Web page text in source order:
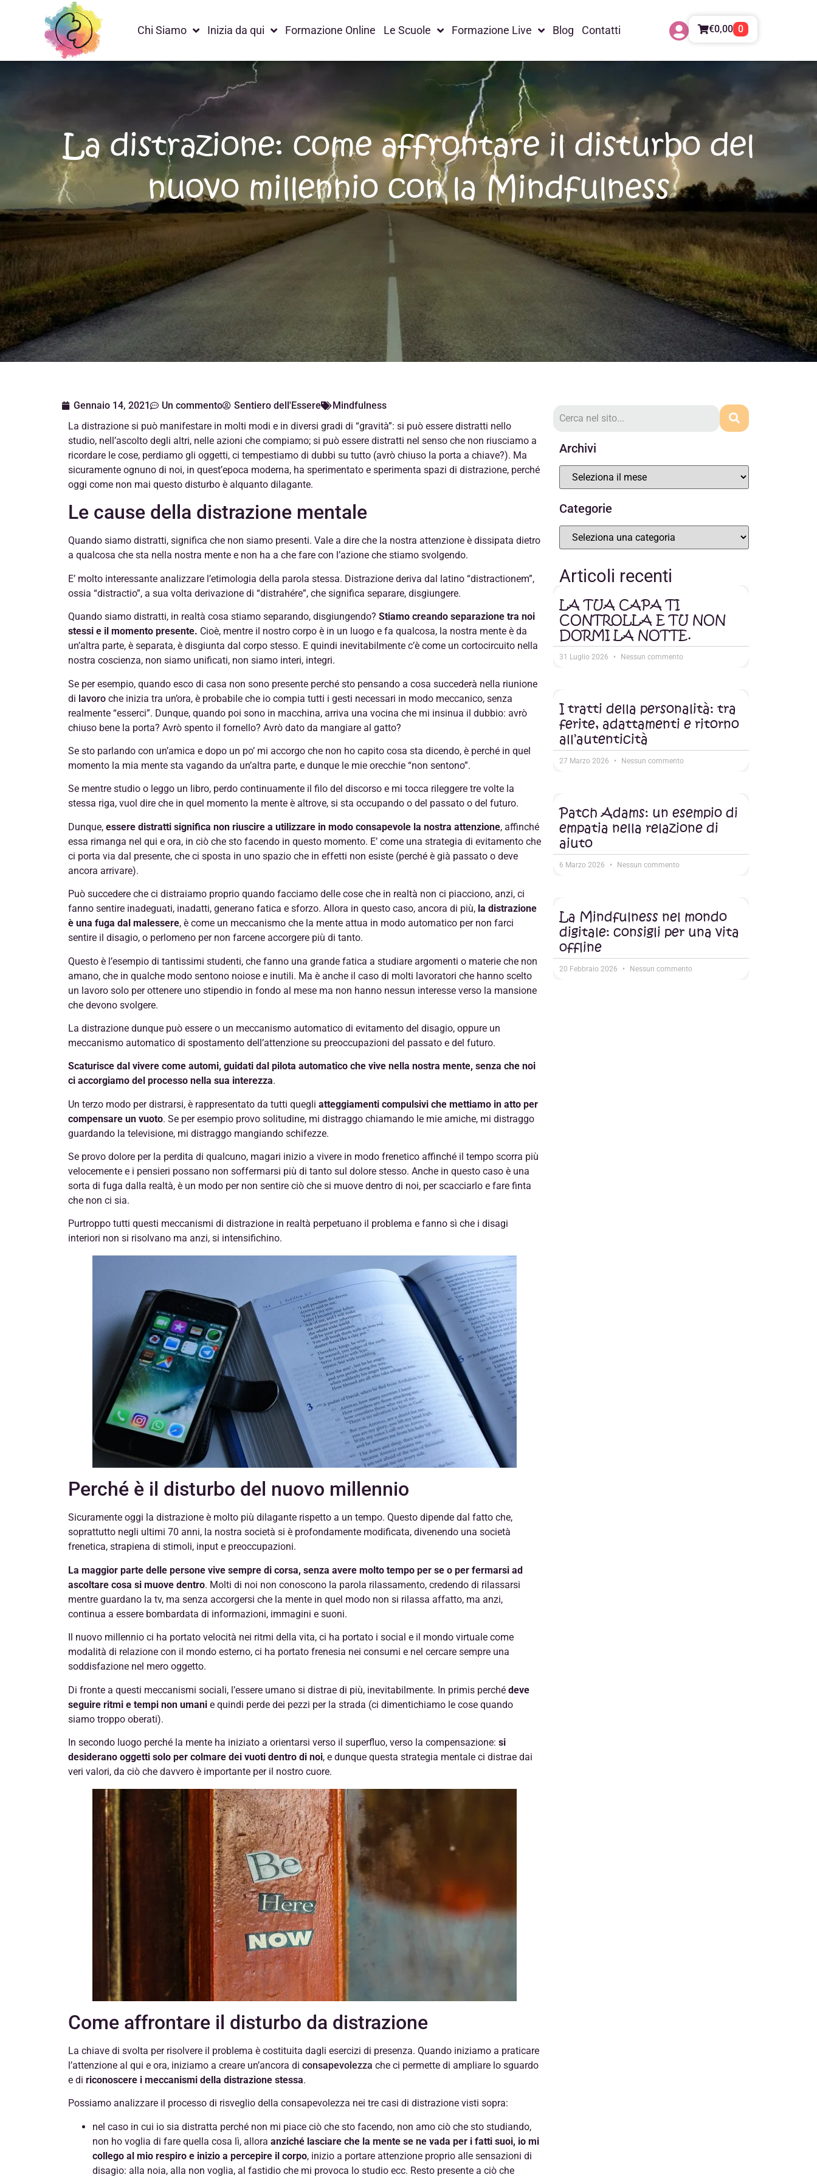
Chi Siamo Inizia da qui Formazione Online Le Scuole Formazione Live Blog Contatti €0,00 0
La distrazione: come affrontare il disturbo del
nuovo millennio con la Mindfulness
Gennaio 14, 2021 Un commento Sentiero dell'Essere
Mindfulness
La distrazione si può manifestare in molti modi e in diversi gradi di “gravità”: si può essere distratti nello
studio, nell’ascolto degli altri, nelle azioni che compiamo; si può essere distratti nel senso che non riusciamo a
ricordare le cose, perdiamo gli oggetti, ci tempestiamo di dubbi su tutto (avrò chiuso la porta a chiave?). Ma
sicuramente ognuno di noi, in quest’epoca moderna, ha sperimentato e sperimenta spazi di distrazione, perché
oggi come non mai questo disturbo è alquanto dilagante.
Le cause della distrazione mentale
Quando siamo distratti, significa che non siamo presenti. Vale a dire che la nostra attenzione è dissipata dietro
a qualcosa che sta nella nostra mente e non ha a che fare con l’azione che stiamo svolgendo.
E’ molto interessante analizzare l’etimologia della parola stessa. Distrazione deriva dal latino “distractionem”,
ossia “distractio”, a sua volta derivazione di “distrahére”, che significa separare, disgiungere.
Quando siamo distratti, in realtà cosa stiamo separando, disgiungendo? Stiamo creando separazione tra noi
stessi e il momento presente. Cioè, mentre il nostro corpo è in un luogo e fa qualcosa, la nostra mente è da
un’altra parte, è separata, è disgiunta dal corpo stesso. E quindi inevitabilmente c’è come un cortocircuito nella
nostra coscienza, non siamo unificati, non siamo interi, integri.
Se per esempio, quando esco di casa non sono presente perché sto pensando a cosa succederà nella riunione
di lavoro che inizia tra un’ora, è probabile che io compia tutti i gesti necessari in modo meccanico, senza
realmente “esserci”. Dunque, quando poi sono in macchina, arriva una vocina che mi insinua il dubbio: avrò
chiuso bene la porta? Avrò spento il fornello? Avrò dato da mangiare al gatto?
Se sto parlando con un’amica e dopo un po’ mi accorgo che non ho capito cosa sta dicendo, è perché in quel
momento la mia mente sta vagando da un’altra parte, e dunque le mie orecchie “non sentono”.
Se mentre studio o leggo un libro, perdo continuamente il filo del discorso e mi tocca rileggere tre volte la
stessa riga, vuol dire che in quel momento la mente è altrove, si sta occupando o del passato o del futuro.
Dunque, essere distratti significa non riuscire a utilizzare in modo consapevole la nostra attenzione, affinché
essa rimanga nel qui e ora, in ciò che sto facendo in questo momento. E’ come una strategia di evitamento che
ci porta via dal presente, che ci sposta in uno spazio che in effetti non esiste (perché è già passato o deve
ancora arrivare).
Può succedere che ci distraiamo proprio quando facciamo delle cose che in realtà non ci piacciono, anzi, ci
fanno sentire inadeguati, inadatti, generano fatica e sforzo. Allora in questo caso, ancora di più, la distrazione
è una fuga dal malessere, è come un meccanismo che la mente attua in modo automatico per non farci
sentire il disagio, o perlomeno per non farcene accorgere più di tanto.
Questo è l’esempio di tantissimi studenti, che fanno una grande fatica a studiare argomenti o materie che non
amano, che in qualche modo sentono noiose e inutili. Ma è anche il caso di molti lavoratori che hanno scelto
un lavoro solo per ottenere uno stipendio in fondo al mese ma non hanno nessun interesse verso la mansione
che devono svolgere.
La distrazione dunque può essere o un meccanismo automatico di evitamento del disagio, oppure un
meccanismo automatico di spostamento dell’attenzione su preoccupazioni del passato e del futuro.
Scaturisce dal vivere come automi, guidati dal pilota automatico che vive nella nostra mente, senza che noi
ci accorgiamo del processo nella sua interezza.
Un terzo modo per distrarsi, è rappresentato da tutti quegli atteggiamenti compulsivi che mettiamo in atto per
compensare un vuoto. Se per esempio provo solitudine, mi distraggo chiamando le mie amiche, mi distraggo
guardando la televisione, mi distraggo mangiando schifezze.
Se provo dolore per la perdita di qualcuno, magari inizio a vivere in modo frenetico affinché il tempo scorra più
velocemente e i pensieri possano non soffermarsi più di tanto sul dolore stesso. Anche in questo caso è una
sorta di fuga dalla realtà, è un modo per non sentire ciò che si muove dentro di noi, per scacciarlo e fare finta
che non ci sia.
Purtroppo tutti questi meccanismi di distrazione in realtà perpetuano il problema e fanno sì che i disagi
interiori non si risolvano ma anzi, si intensifichino.
Perché è il disturbo del nuovo millennio
Sicuramente oggi la distrazione è molto più dilagante rispetto a un tempo. Questo dipende dal fatto che,
soprattutto negli ultimi 70 anni, la nostra società si è profondamente modificata, divenendo una società
frenetica, strapiena di stimoli, input e preoccupazioni.
La maggior parte delle persone vive sempre di corsa, senza avere molto tempo per se o per fermarsi ad
ascoltare cosa si muove dentro. Molti di noi non conoscono la parola rilassamento, credendo di rilassarsi
mentre guardano la tv, ma senza accorgersi che la mente in quel modo non si rilassa affatto, ma anzi,
continua a essere bombardata di informazioni, immagini e suoni.
Il nuovo millennio ci ha portato velocità nei ritmi della vita, ci ha portato i social e il mondo virtuale come
modalità di relazione con il mondo esterno, ci ha portato frenesia nei consumi e nel cercare sempre una
soddisfazione nel mero oggetto.
Di fronte a questi meccanismi sociali, l’essere umano si distrae di più, inevitabilmente. In primis perché deve
seguire ritmi e tempi non umani e quindi perde dei pezzi per la strada (ci dimentichiamo le cose quando
siamo troppo oberati).
In secondo luogo perché la mente ha iniziato a orientarsi verso il superfluo, verso la compensazione: si
desiderano oggetti solo per colmare dei vuoti dentro di noi, e dunque questa strategia mentale ci distrae dai
veri valori, da ciò che davvero è importante per il nostro cuore.
Come affrontare il disturbo da distrazione
La chiave di svolta per risolvere il problema è costituita dagli esercizi di presenza. Quando iniziamo a praticare
l’attenzione al qui e ora, iniziamo a creare un’ancora di consapevolezza che ci permette di ampliare lo sguardo
e di riconoscere i meccanismi della distrazione stessa.
Possiamo analizzare il processo di risveglio della consapevolezza nei tre casi di distrazione visti sopra:
nel caso in cui io sia distratta perché non mi piace ciò che sto facendo, non amo ciò che sto studiando,
non ho voglia di fare quella cosa lì, allora anziché lasciare che la mente se ne vada per i fatti suoi, io mi
collego al mio respiro e inizio a percepire il corpo, inizio a portare attenzione proprio alle sensazioni di
disagio: alla noia, alla non voglia, al fastidio che mi provoca lo studio ecc. Resto presente a ciò che
Archivi
Categorie
Articoli recenti
LA TUA CAPA TI
CONTROLLA E TU NON
DORMI LA NOTTE.
31 Luglio 2026 Nessun commento
I tratti della personalità: tra
ferite, adattamenti e ritorno
all’autenticità
27 Marzo 2026 Nessun commento
Patch Adams: un esempio di
empatia nella relazione di
aiuto
6 Marzo 2026 Nessun commento
La Mindfulness nel mondo
digitale: consigli per una vita
offline
20 Febbraio 2026 Nessun commento